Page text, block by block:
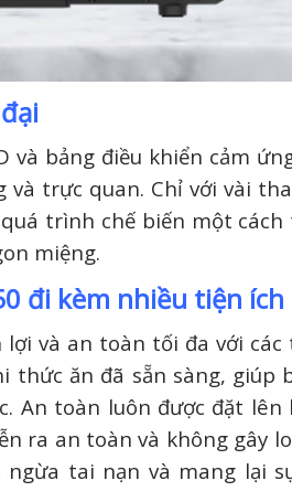
bảng điều khiển cảm
trực quan. Chỉ với vài
trình chế biến một
miệng.
đi kèm nhiều tiện ích
và an toàn tối đa với
thức ăn đã sẵn sàng, giúp
An toàn luôn được đặt
ra an toàn và không gây
tai nạn và mang lại